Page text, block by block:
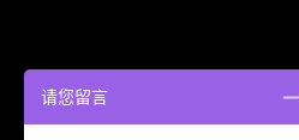
请您留言